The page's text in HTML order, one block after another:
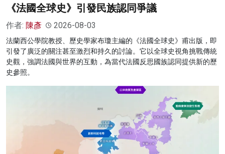
《法國全球史》引發民族認同爭議
作者: 陳彥 2026-08-03
法蘭西公學院教授、歷史學家布瓊主編的《法國全球史》甫出版，即
引發了廣泛的關注甚至激烈和持久的討論。它以全球史視角挑戰傳統
史觀，強調法國與世界的互動，為當代法國反思國族認同提供新的歷
史參照。